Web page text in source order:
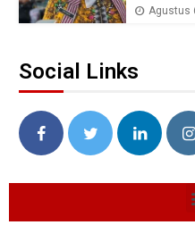
Agustus
Social Links